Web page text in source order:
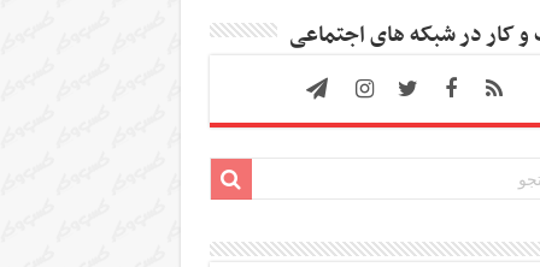
کار در شبکه های اجتماعی